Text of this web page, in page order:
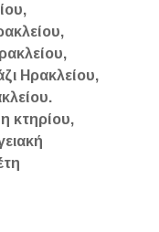
Ηρακλείου,
κτηρίου,